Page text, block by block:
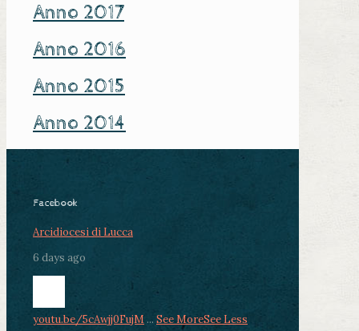
Anno 2017
Anno 2016
Anno 2015
Anno 2014
Facebook
Arcidiocesi di Lucca
6 days ago
youtu.be/5cAwjj0FujM ... See MoreSee Less